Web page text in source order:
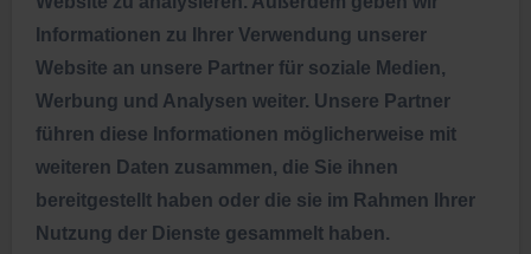
Informationen zu Ihrer Verwendung unserer
Website an unsere Partner für soziale Medien,
Werbung und Analysen weiter. Unsere Partner
führen diese Informationen möglicherweise mit
weiteren Daten zusammen, die Sie ihnen
bereitgestellt haben oder die sie im Rahmen Ihrer
Nutzung der Dienste gesammelt haben.